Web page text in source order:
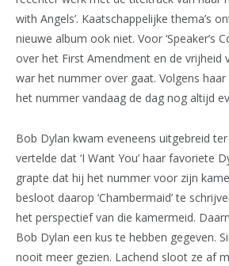
with Angels’. Kaatschappelijke thema’s
nieuwe album ook niet. Voor ‘Speaker’s
over het First Amendment en de vrijheid
war het nummer over gaat. Volgens
het nummer vandaag de dag nog altijd
Bob Dylan kwam eveneens uitgebreid ter
vertelde dat ‘I Want You’ haar favoriete
grapte dat hij het nummer voor zijn
besloot daarop ‘Chambermaid’ te
het perspectief van die kamermeid.
Bob Dylan een kus te hebben gegeven.
nooit meer gezien. Lachend sloot ze af